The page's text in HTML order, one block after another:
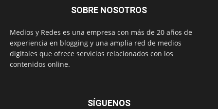
SOBRE NOSOTROS
Medios y Redes es una empresa con más de 20 años de
experiencia en blogging y una amplia red de medios
digitales que ofrece servicios relacionados con los
contenidos online.
SÍGUENOS